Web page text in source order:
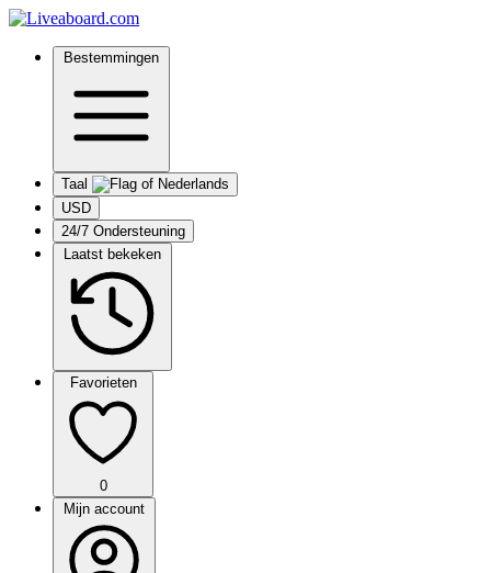
Bestemmingen
Taal
USD
24/7 Ondersteuning
Laatst bekeken
Favorieten
0
Mijn account